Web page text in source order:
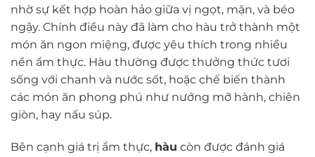
nhờ sự kết hợp hoàn hảo giữa vị ngọt, mặn, và béo
ngậy. Chính điều này đã làm cho hàu trở thành một
món ăn ngon miệng, được yêu thích trong nhiều
nền ẩm thực. Hàu thường được thưởng thức tươi
sống với chanh và nước sốt, hoặc chế biến thành
các món ăn phong phú như nướng mỡ hành, chiên
giòn, hay nấu súp.
Bên cạnh giá trị ẩm thực, hàu còn được đánh giá